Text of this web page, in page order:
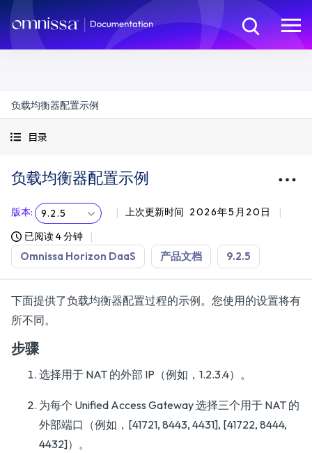
负载均衡器配置示例
目录
负载均衡器配置示例
版本: 9.2.5 上次更新时间 2026年5月20日
已阅读 4 分钟
Omnissa Horizon DaaS 产品文档 9.2.5
下面提供了负载均衡器配置过程的示例。您使用的设置将有
所不同。
步骤
选择用于 NAT 的外部 IP（例如，1.2.3.4）。
为每个 Unified Access Gateway 选择三个用于 NAT 的
外部端口（例如，[41721, 8443, 4431], [41722, 8444,
4432]）。